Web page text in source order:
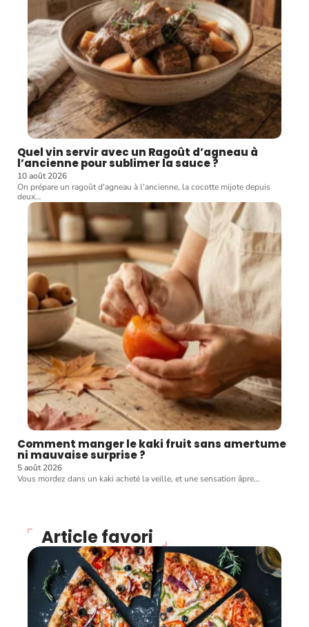
Quel vin servir avec un Ragoût d’agneau à
l’ancienne pour sublimer la sauce ?
10 août 2026
On prépare un ragoût d'agneau à l'ancienne, la cocotte mijote depuis
deux…
Comment manger le kaki fruit sans amertume
ni mauvaise surprise ?
5 août 2026
Vous mordez dans un kaki acheté la veille, et une sensation âpre…
Article favori